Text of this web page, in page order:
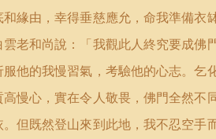
緣由，幸得垂慈應允，命我準備
老和尚說：「我觀此人終究要成
他的我慢習氣，考驗他的心志。
慢心，實在令人敬畏，佛門全然
但既然登山來到此地，我不忍空